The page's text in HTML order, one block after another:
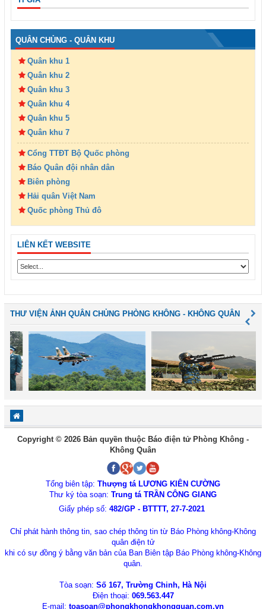
QUÂN CHỦNG - QUÂN KHU
Quân khu 1
Quân khu 2
Quân khu 3
Quân khu 4
Quân khu 5
Quân khu 7
Cổng TTĐT Bộ Quốc phòng
Báo Quân đội nhân dân
Biên phòng
Hải quân Việt Nam
Quốc phòng Thủ đô
LIÊN KẾT WEBSITE
THƯ VIỆN ẢNH QUÂN CHỦNG PHÒNG KHÔNG - KHÔNG QUÂN
Copyright © 2026 Bản quyền thuộc Báo điện tử Phòng Không -
Không Quân
Tổng biên tập: Thượng tá LƯƠNG KIÊN CƯỜNG
Thư ký tòa soạn: Trung tá TRẦN CÔNG GIANG
Giấy phép số: 482/GP - BTTTT, 27-7-2021
Chỉ phát hành thông tin, sao chép thông tin từ Báo Phòng không-Không
quân điện tử
khi có sự đồng ý bằng văn bản của Ban Biên tập Báo Phòng không-Không
quân.
Tòa soạn: Số 167, Trường Chinh, Hà Nội
Điện thoại: 069.563.447
E-mail: toasoan@phongkhongkhongquan.com.vn